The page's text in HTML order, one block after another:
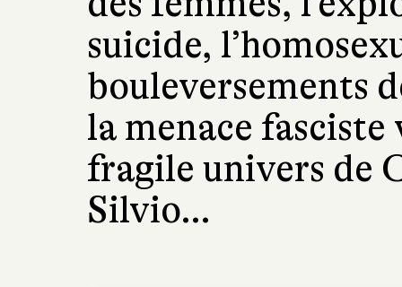
suicide,
bouleversements
la menace fasciste
fragile univers de
Silvio…